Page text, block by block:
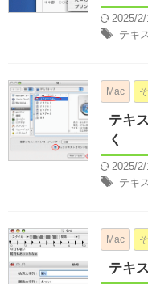
2025/
テキ
Mac
テキ
く
2025/
テキ
Mac
テキ